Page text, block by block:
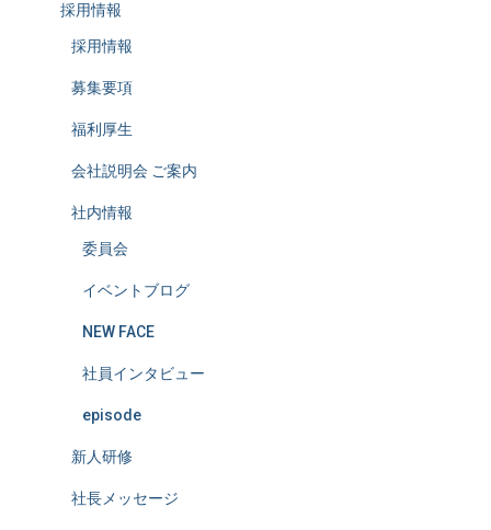
採用情報
採用情報
募集要項
福利厚生
会社説明会 ご案内
社内情報
委員会
イベントブログ
NEW FACE
社員インタビュー
episode
新人研修
社長メッセージ